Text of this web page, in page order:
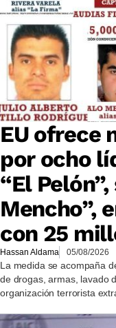
EU ofrece
por ocho
“El
Mencho”,
con 25
Hassan Aldama 05/08/2026
La medida se acompaña
de drogas, armas, lavado
organización terrorista